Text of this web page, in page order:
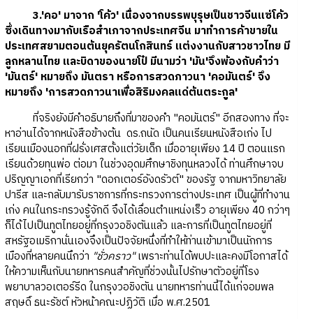
3.'คอ' มาจาก 'โค้ว' เนื่องจากบรรพบุรุษเป็นชาวจีนแซ่โค้ว
ซึ่งเดินทางมากับเรือสำเภาจากประเทศจีน มาทำการค้าขายใน
ประเทศสยามตอนต้นยุครัตนโกสินทร์ แต่งงานกับสาวชาวไทย มี
ลูกหลานไทย และบิดาของนายโป๋ มีนามว่า 'มัน'จึงพ้องกับคำว่า
'มันตร์' หมายถึง มันตรา หรือการสวดภาวนา 'คอมันตร์' จึง
หมายถึง 'การสวดภาวนาเพื่อสิริมงคลแด่ต้นตระกูล'
ที่จริงยังมีคำอธิบายถึงที่มาของคำ "คอมันตร์" อีกสองทาง ที่จะ
หาอ่านได้จากหนังสือข้างต้น ดร.ถนัด เป็นคนเรียนหนังสือเก่ง ไป
เรียนเมืองนอกที่ฝรั่งเศสตั้งแต่วัยเด็ก เมื่ออายุเพียง 14 ปี ตอนแรก
เรียนด้วยทุนพ่อ ต่อมา ในช่วงอุดมศึกษาชิงทุนหลวงได้ ท่านศึกษาจบ
ปริญญาเอกที่เรียกว่า "ดอกเตอร์อังดรัวต์" ของรัฐ จากมหาวิทยาลัย
ปารีส และกลับมารับราชการที่กระทรวงการต่างประเทศ เป็นผู้ที่ทำงาน
เก่ง คนในกระทรวงรู้จักดี จึงได้เลื่อนตำแหน่งเร็ว อายุเพียง 40 กว่าๆ
ก็ได้ไปเป็นทูตไทยอยู่ที่กรุงวอชิงตันแล้ว และการที่เป็นทูตไทยอยู่ที่
สหรัฐอเมริกานั่นเองจึงเป็นปัจจัยหนึ่งที่ทำให้ท่านเข้ามาเป็นนักการ
เมืองที่หลายคนนึกว่า "ชั่วคราว"เพราะท่านได้พบปะและคงมีโอกาสได้
ให้ความเห็นกับนายทหารคนสำคัญที่ช่วงนั้นไปรักษาตัวอยู่ที่โรง
พยาบาลวอเตอร์รีด ในกรุงวอชิงตัน นายทหารท่านนี้ได้แก่จอมพล
สฤษดิ์ ธนะรัชต์ หัวหน้าคณะปฏิวัติ เมื่อ พ.ศ.2501